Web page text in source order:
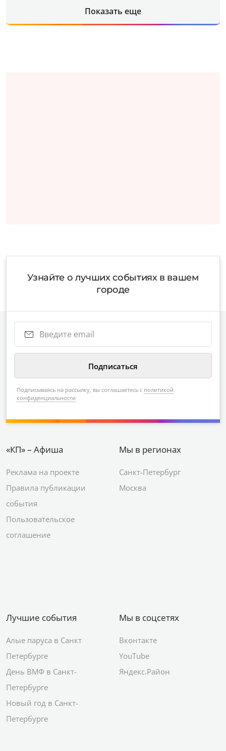
Показать еще
Узнайте о лучших событиях в вашем
городе
Подписываясь на рассылку, вы соглашаетесь с политикой
конфиденциальности
«КП» – Афиша
Реклама на проекте
Правила публикации
события
Пользовательское
соглашение
Мы в регионах
Санкт-Петербург
Москва
Лучшие события
Алые паруса в Санкт
Петербурге
День ВМФ в Санкт-
Петербурге
Новый год в Санкт-
Петербурге
Мы в соцсетях
Вконтакте
YouTube
Яндекс.Район